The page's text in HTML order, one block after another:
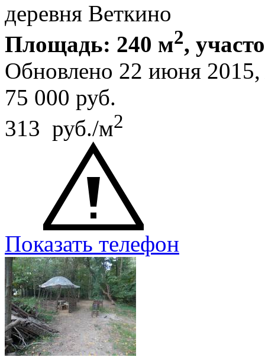
деревня Веткино
Площадь: 240 м2,
Обновлено 22 июня
75 000 руб.
313 руб./м2
Показать телефон